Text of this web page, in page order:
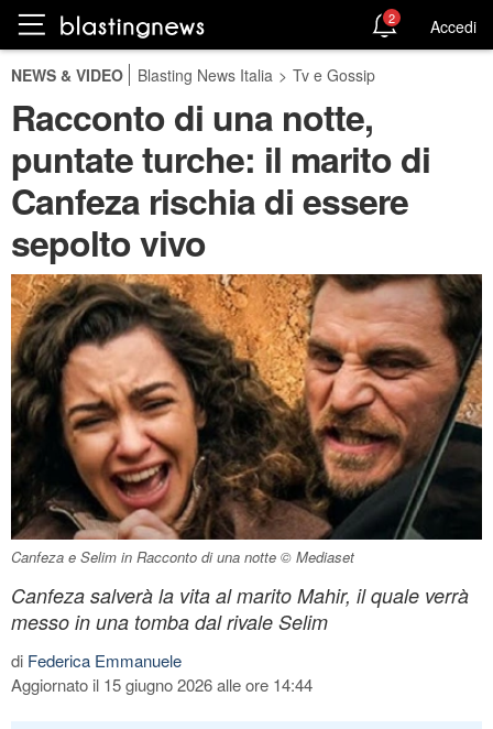
2 Accedi
NEWS & VIDEO Blasting News Italia > Tv e Gossip
Racconto di una notte,
puntate turche: il marito di
Canfeza rischia di essere
sepolto vivo
Canfeza e Selim in Racconto di una notte © Mediaset
Canfeza salverà la vita al marito Mahir, il quale verrà
messo in una tomba dal rivale Selim
di Federica Emmanuele
Aggiornato il 15 giugno 2026 alle ore 14:44